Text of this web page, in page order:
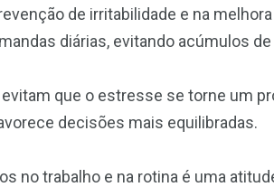
de irritabilidade e na
diárias, evitando acúmulos
que o estresse se torne um
decisões mais equilibradas.
no trabalho e na rotina é uma
5
Pet
47